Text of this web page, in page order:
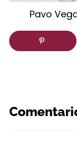
Pavo